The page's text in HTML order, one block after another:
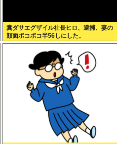
糞ダサエグザイル社長ヒロ、逮捕、妻の
顔面ボコボコ半56しにした。